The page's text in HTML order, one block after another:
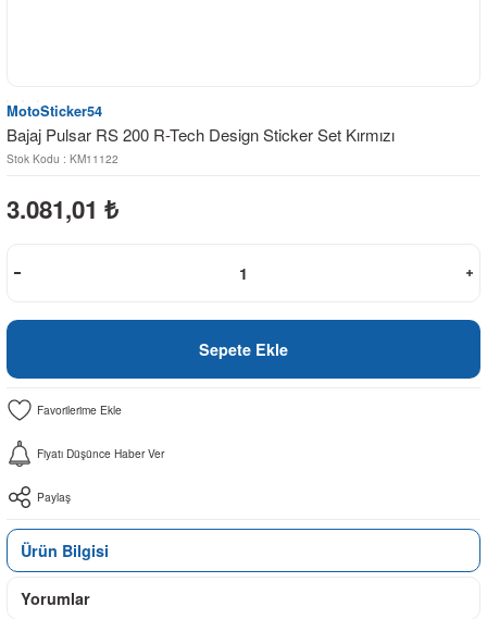
MotoSticker54
Bajaj Pulsar RS 200 R-Tech Design Sticker Set Kırmızı
Stok Kodu : KM11122
3.081,01 ₺
Sepete Ekle
Fiyatı Düşünce Haber Ver
Paylaş
Ürün Bilgisi
Yorumlar